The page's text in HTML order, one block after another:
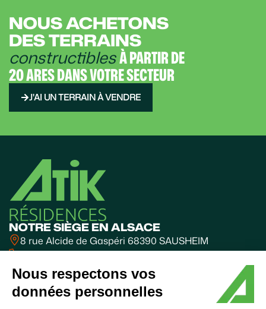
Nous respectons vos
données personnelles
NOUS ACHETONS
DES TERRAINS
constructiblesÀ PARTIR DE
20 ARES DANS VOTRE SECTEUR
J'AI UN TERRAIN À VENDRE
NOTRE SIÈGE EN ALSACE
8 rue Alcide de Gaspéri 68390 SAUSHEIM
03 89 31 10 31
BUREAUX FRANCHE-COMTÉ
Valparc - BESANÇON
06 60 63 85 70